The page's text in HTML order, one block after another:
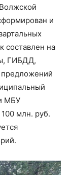
и
составлен на
ГИБДД,
предложений
МБУ
млн. руб.